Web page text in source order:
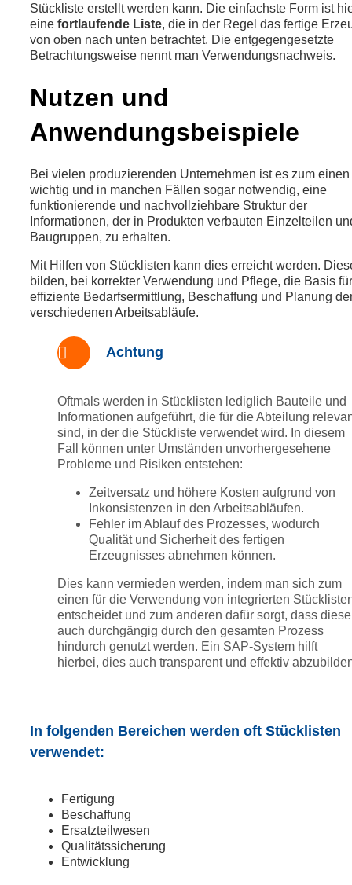
Stückliste erstellt werden kann. Die einfachste Form ist
eine fortlaufende Liste, die in der Regel das fertige
von oben nach unten betrachtet. Die entgegengesetzte
Betrachtungsweise nennt man Verwendungsnachweis.
Nutzen und
Anwendungsbeispiele
Bei vielen produzierenden Unternehmen ist es zum einen
wichtig und in manchen Fällen sogar notwendig, eine
funktionierende und nachvollziehbare Struktur der
Informationen, der in Produkten verbauten Einzelteilen
Baugruppen, zu erhalten.
Mit Hilfen von Stücklisten kann dies erreicht werden.
bilden, bei korrekter Verwendung und Pflege, die Basis
effiziente Bedarfsermittlung, Beschaffung und Planung
verschiedenen Arbeitsabläufe.
Achtung
Oftmals werden in Stücklisten lediglich Bauteile und
Informationen aufgeführt, die für die Abteilung
sind, in der die Stückliste verwendet wird. In diesem
Fall können unter Umständen unvorhergesehene
Probleme und Risiken entstehen:
Zeitversatz und höhere Kosten aufgrund von
Inkonsistenzen in den Arbeitsabläufen.
Fehler im Ablauf des Prozesses, wodurch
Qualität und Sicherheit des fertigen
Erzeugnisses abnehmen können.
Dies kann vermieden werden, indem man sich zum
einen für die Verwendung von integrierten
entscheidet und zum anderen dafür sorgt, dass diese
auch durchgängig durch den gesamten Prozess
hindurch genutzt werden. Ein SAP-System hilft
hierbei, dies auch transparent und effektiv
In folgenden Bereichen werden oft Stücklisten
verwendet:
Fertigung
Beschaffung
Ersatzteilwesen
Qualitätssicherung
Entwicklung